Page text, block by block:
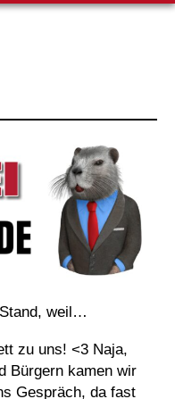
weil…
zu uns! <3 Naja,
Bürgern kamen wir
Gespräch, da fast